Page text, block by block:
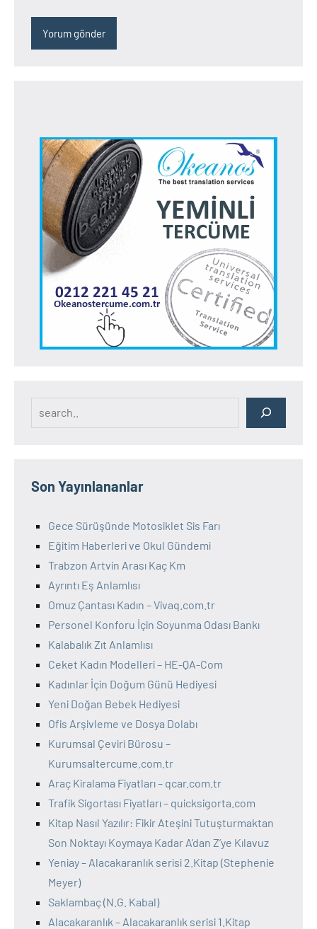
Son Yayınlananlar
Gece Sürüşünde Motosiklet Sis Farı
Eğitim Haberleri ve Okul Gündemi
Trabzon Artvin Arası Kaç Km
Ayrıntı Eş Anlamlısı
Omuz Çantası Kadın – Vivaq.com.tr
Personel Konforu İçin Soyunma Odası Bankı
Kalabalık Zıt Anlamlısı
Ceket Kadın Modelleri – HE-QA-Com
Kadınlar İçin Doğum Günü Hediyesi
Yeni Doğan Bebek Hediyesi
Ofis Arşivleme ve Dosya Dolabı
Kurumsal Çeviri Bürosu –
Kurumsaltercume.com.tr
Araç Kiralama Fiyatları – qcar.com.tr
Trafik Sigortası Fiyatları – quicksigorta.com
Kitap Nasıl Yazılır: Fikir Ateşini Tutuşturmaktan
Son Noktayı Koymaya Kadar A’dan Z’ye Kılavuz
Yeniay – Alacakaranlık serisi 2.Kitap (Stephenie
Meyer)
Saklambaç (N.G. Kabal)
Alacakaranlık – Alacakaranlık serisi 1.Kitap